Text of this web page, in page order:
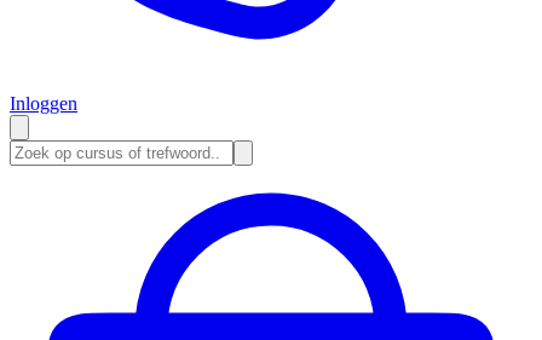
Inloggen